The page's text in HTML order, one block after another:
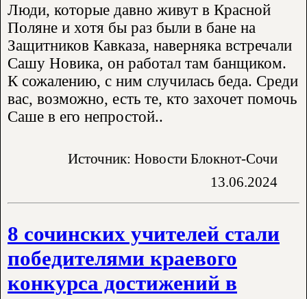
Люди, которые давно живут в Красной
Поляне и хотя бы раз были в бане на
Защитников Кавказа, наверняка встречали
Сашу Новика, он работал там банщиком.
К сожалению, с ним случилась беда. Среди
вас, возможно, есть те, кто захочет помочь
Саше в его непростой..
Источник: Новости Блокнот-Сочи
13.06.2024
8 сочинских учителей стали
победителями краевого
конкурса достижений в